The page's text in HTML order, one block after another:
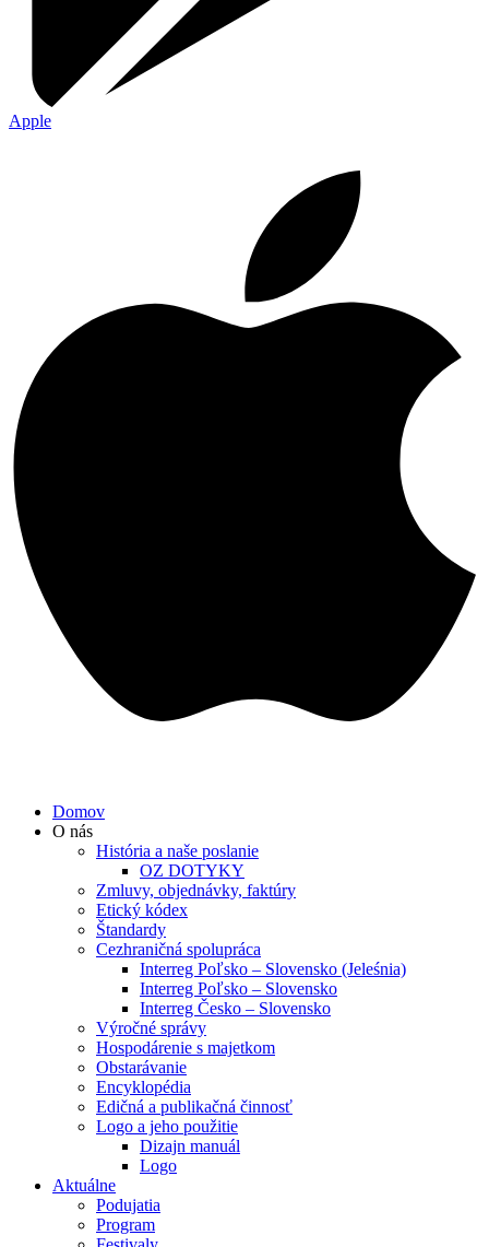
Apple
Domov
O nás
História a naše poslanie
OZ DOTYKY
Zmluvy, objednávky, faktúry
Etický kódex
Štandardy
Cezhraničná spolupráca
Interreg Poľsko – Slovensko (Jeleśnia)
Interreg Poľsko – Slovensko
Interreg Česko – Slovensko
Výročné správy
Hospodárenie s majetkom
Obstarávanie
Encyklopédia
Edičná a publikačná činnosť
Logo a jeho použitie
Dizajn manuál
Logo
Aktuálne
Podujatia
Program